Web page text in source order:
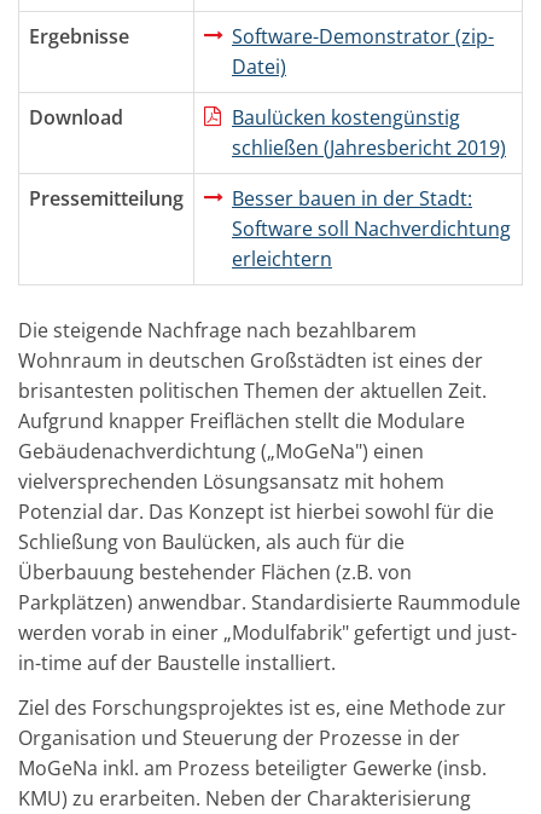
Ergebnisse
Software-Demonstrator (zip-
Datei)
Download
Baulücken kostengünstig
schließen (Jahresbericht 2019)
Pressemitteilung
Besser bauen in der Stadt:
Software soll Nachverdichtung
erleichtern
Die steigende Nachfrage nach bezahlbarem
Wohnraum in deutschen Großstädten ist eines der
brisantesten politischen Themen der aktuellen Zeit.
Aufgrund knapper Freiflächen stellt die Modulare
Gebäudenachverdichtung („MoGeNa") einen
vielversprechenden Lösungsansatz mit hohem
Potenzial dar. Das Konzept ist hierbei sowohl für die
Schließung von Baulücken, als auch für die
Überbauung bestehender Flächen (z.B. von
Parkplätzen) anwendbar. Standardisierte Raummodule
werden vorab in einer „Modulfabrik" gefertigt und just-
in-time auf der Baustelle installiert.
Ziel des Forschungsprojektes ist es, eine Methode zur
Organisation und Steuerung der Prozesse in der
MoGeNa inkl. am Prozess beteiligter Gewerke (insb.
KMU) zu erarbeiten. Neben der Charakterisierung